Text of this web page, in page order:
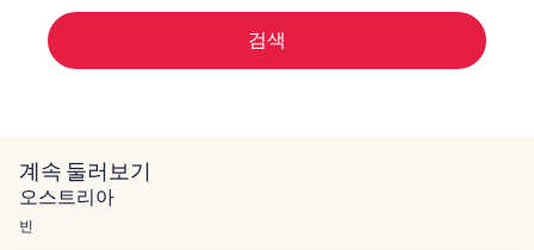
검색
계속 둘러보기
오스트리아
빈